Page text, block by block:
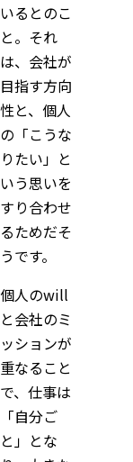
いるとのこ
と。それ
は、会社が
目指す方向
性と、個人
の「こうな
りたい」と
いう思いを
すり合わせ
るためだそ
うです。
個人のwill
と会社のミ
ッションが
重なること
で、仕事は
「自分ご
と」とな